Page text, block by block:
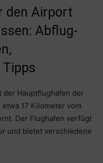
den Airport
Abflug-
der Hauptflughafen der
17 Kilometer vom
Der Flughafen verfügt
und bietet verschiedene